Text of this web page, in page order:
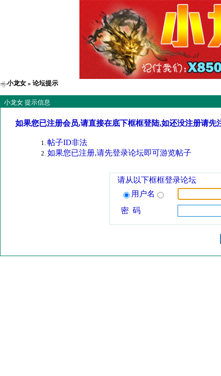
小龙女 » 论坛提示
小龙女 提示信息
如果您已注册会员,请直接在底下框框登陆,如还没注册请先
帖子ID非法
如果您已注册,请先登录论坛即可游览帖子
请从以下框框登录论坛
用户名
密 码